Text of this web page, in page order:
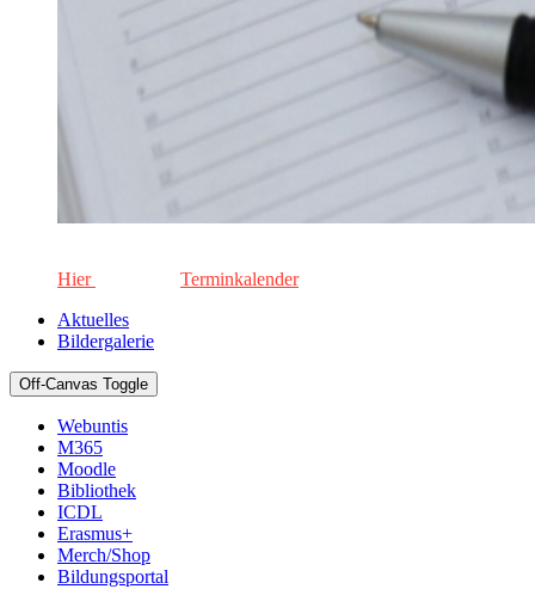
Hier
Terminkalender
Aktuelles
Bildergalerie
Off-Canvas Toggle
Webuntis
M365
Moodle
Bibliothek
ICDL
Erasmus+
Merch/Shop
Bildungsportal